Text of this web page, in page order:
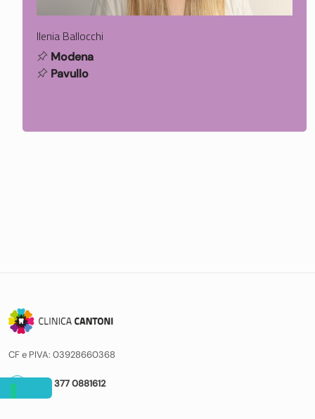
Ilenia Ballocchi
Modena
Pavullo
CF e PIVA: 03928660368
+39 377 0881612